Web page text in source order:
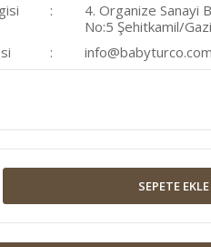
4. Organize Sanayi
No:5 Şehitkamil/
SEPETE EKLE